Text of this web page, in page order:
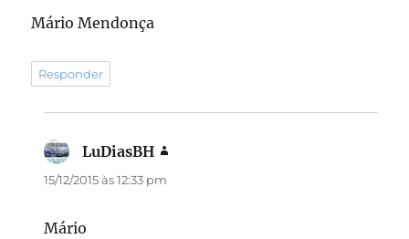
Mário Mendonça
Responder
LuDiasBH
15/12/2015 às 12:33 pm
Mário